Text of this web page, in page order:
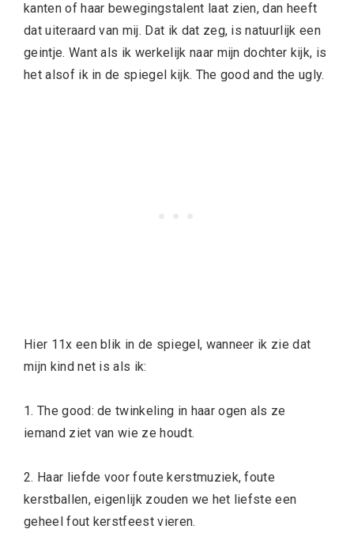
kanten of haar bewegingstalent laat zien, dan heeft
dat uiteraard van mij. Dat ik dat zeg, is natuurlijk een
geintje. Want als ik werkelijk naar mijn dochter kijk, is
het alsof ik in de spiegel kijk. The good and the ugly.
Hier 11x een blik in de spiegel, wanneer ik zie dat
mijn kind net is als ik:
1. The good: de twinkeling in haar ogen als ze
iemand ziet van wie ze houdt.
2. Haar liefde voor foute kerstmuziek, foute
kerstballen, eigenlijk zouden we het liefste een
geheel fout kerstfeest vieren.